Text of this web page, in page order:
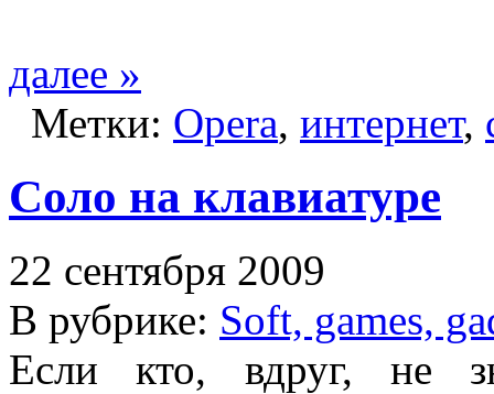
далее »
Метки: Opera, интернет,
Соло на клавиатуре
22 сентября 2009
В рубрике: Soft, games,
Если кто, вдруг, не